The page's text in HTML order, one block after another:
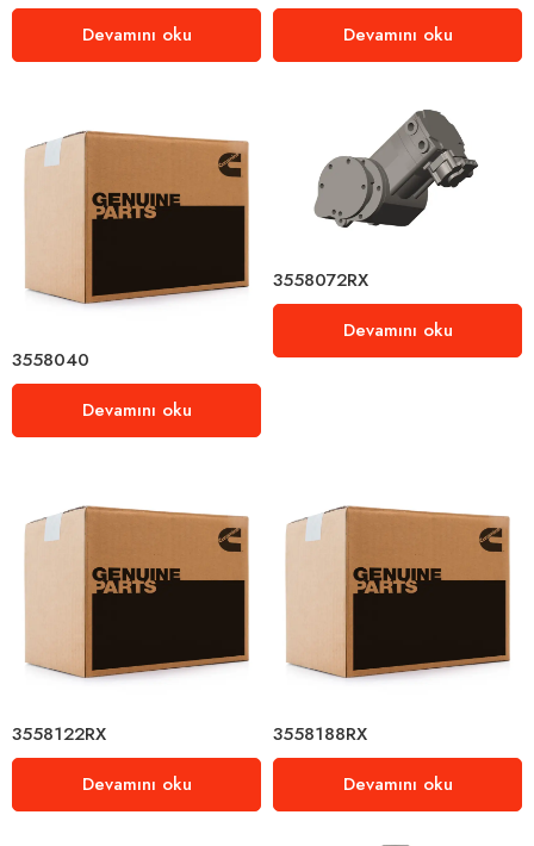
Devamını oku
Devamını oku
3558040
Devamını oku
3558072RX
Devamını oku
3558122RX
Devamını oku
3558188RX
Devamını oku